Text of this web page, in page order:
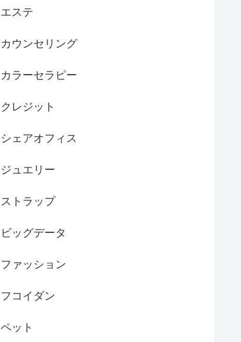
エステ
カウンセリング
カラーセラピー
クレジット
シェアオフィス
ジュエリー
ストラップ
ビッグデータ
ファッション
フコイダン
ペット